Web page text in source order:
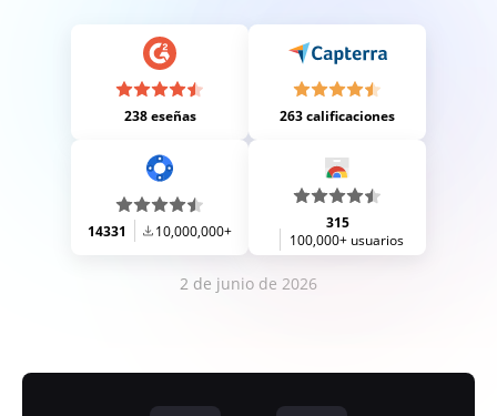
238 eseñas 263 calificaciones
14331 10,000,000+
315
100,000+ usuarios
2 de junio de 2026